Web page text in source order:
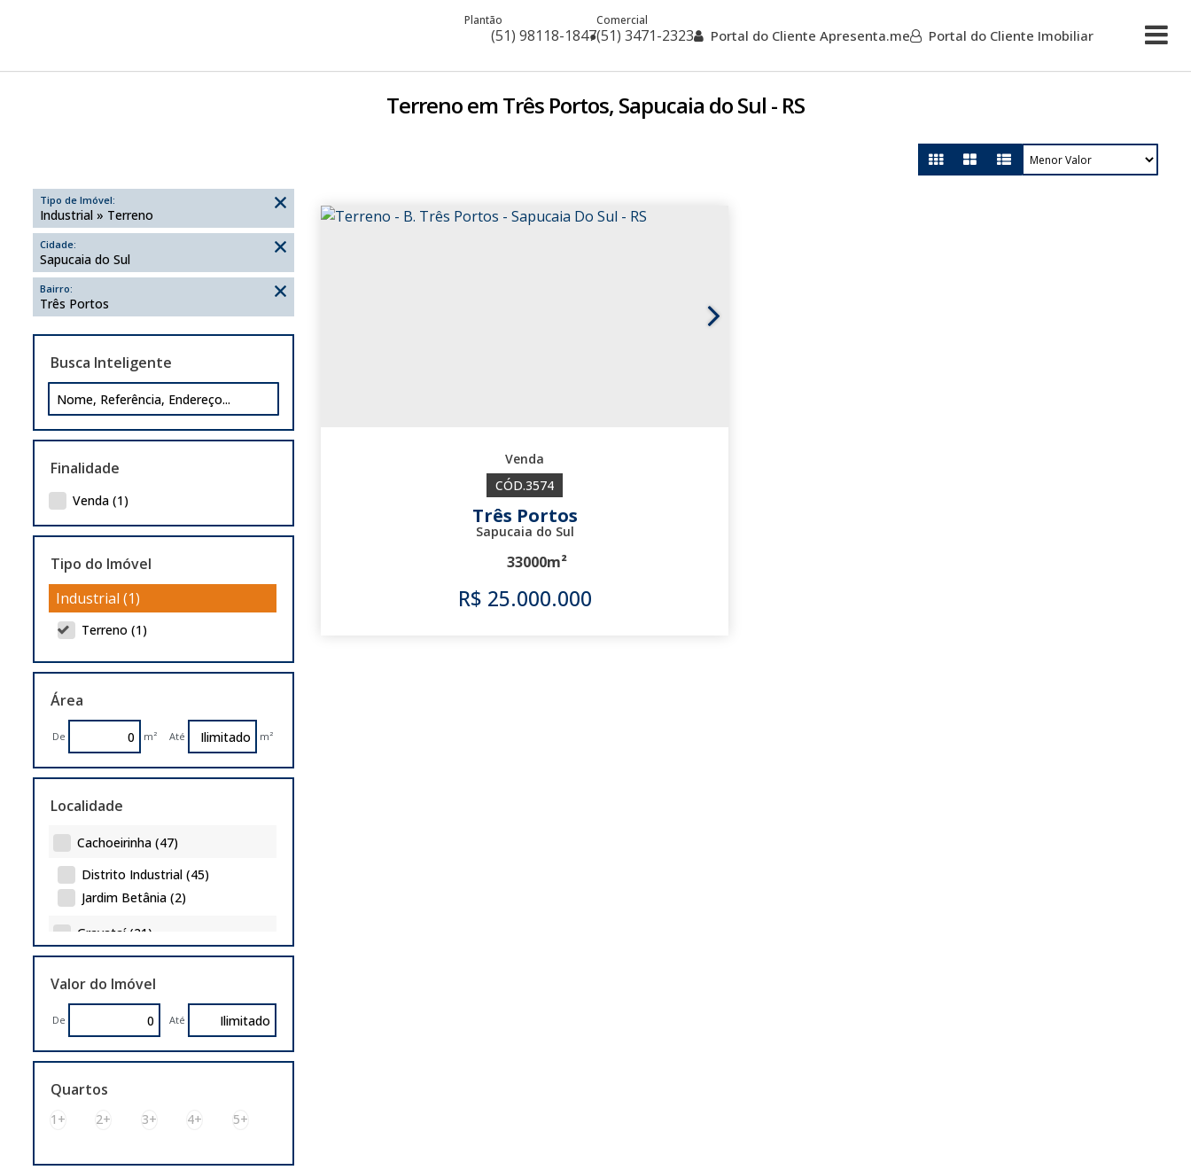
(51) 98118-1847
Plantão
(51) 3471-2323
Comercial
Portal do Cliente Apresenta.me Portal do Cliente Imobiliar
Terreno em Três Portos, Sapucaia do Sul - RS
Tipo de Imóvel:
Industrial » Terreno
Cidade:
Sapucaia do Sul
Bairro:
Três Portos
Busca Inteligente
Finalidade
Venda (1)
Tipo do Imóvel
Industrial (1)
Terreno (1)
Área
De m² Até m²
Localidade
Cachoeirinha (47)
Distrito Industrial (45)
Jardim Betânia (2)
Gravataí (21)
Bom Sucesso (1)
Mato Alto (2)
Neópolis (5)
Sapucaia do Sul (3)
Valor do Imóvel
De Até
Quartos
1+ 2+ 3+ 4+ 5+
R$ 25.000.000
3574
Três Portos
Sapucaia do Sul
33000m²